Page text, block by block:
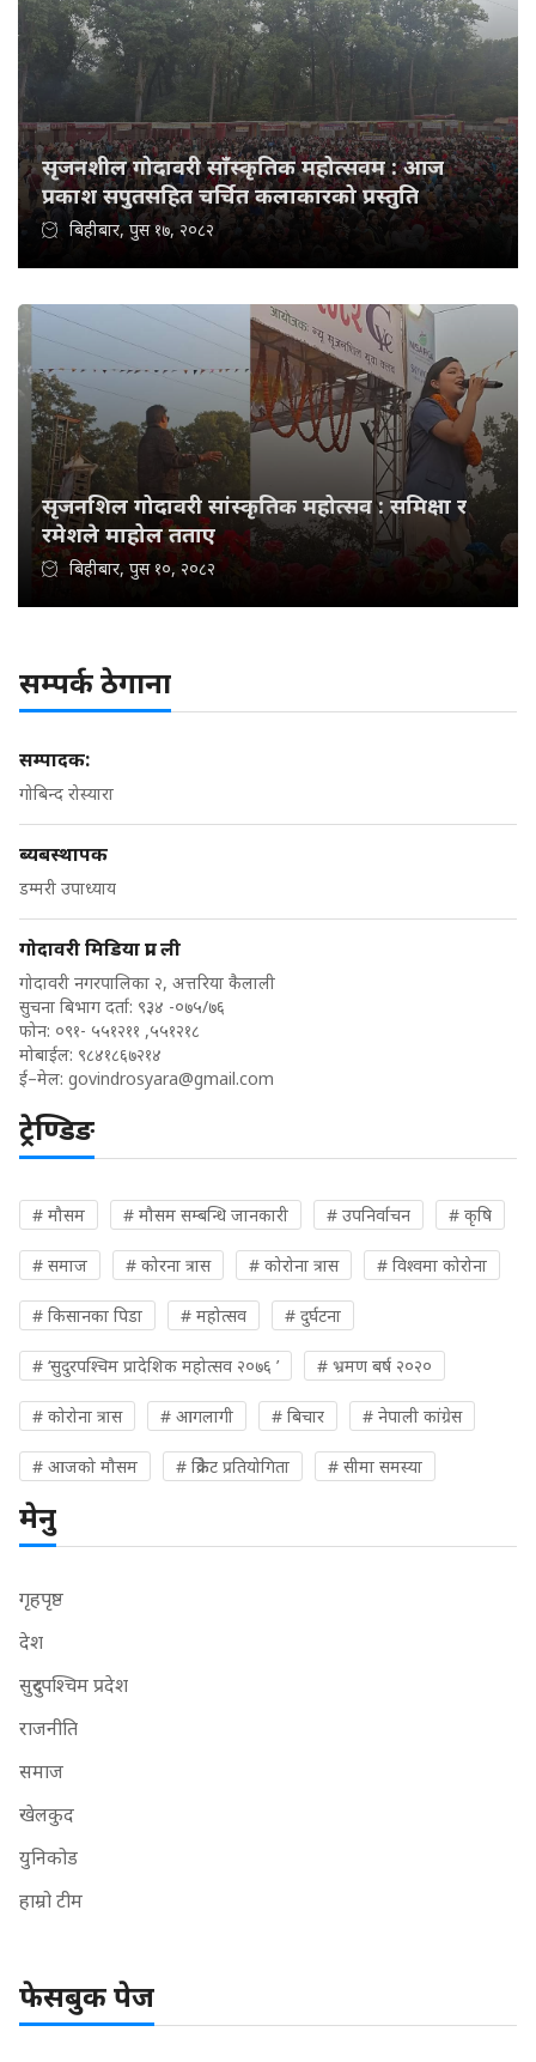
सृजनशील गोदावरी साँस्कृतिक महोत्सवम : आज
प्रकाश सपुतसहित चर्चित कलाकारको प्रस्तुति
बिहीबार, पुस १७, २०८२
सृजनशिल गोदावरी सांस्कृतिक महोत्सव : समिक्षा र
रमेशले माहोल तताए
बिहीबार, पुस १०, २०८२
सम्पर्क ठेगाना
सम्पादक:
गोबिन्द रोस्यारा
ब्यबस्थापक
डम्मरी उपाध्याय
गोदावरी मिडिया प्रा. ली
गोदावरी नगरपालिका २, अत्तरिया कैलाली
सुचना बिभाग दर्ता: ९३४ -०७५/७६
फोन: ०९१- ५५१२११ ,५५१२१८
मोबाईल: ९८४१८६७२१४
ई–मेल: govindrosyara@gmail.com
ट्रेण्डिङ
# मौसम # मौसम सम्बन्धि जानकारी # उपनिर्वाचन # कृषि
# समाज # कोरना त्रास # कोरोना त्रास # विश्वमा कोरोना
# किसानका पिडा # महोत्सव # दुर्घटना
# ‘सुदुरपश्चिम प्रादेशिक महोत्सव २०७६ ’ # भ्रमण बर्ष २०२०
# कोरोना त्रास # आगलागी # बिचार # नेपाली कांग्रेस
# आजको मौसम # क्रिकेट प्रतियोगिता # सीमा समस्या
मेनु
गृहपृष्ठ
देश
सुदुरपश्चिम प्रदेश
राजनीति
समाज
खेलकुद
युनिकोड
हाम्रो टीम
फेसबुक पेज